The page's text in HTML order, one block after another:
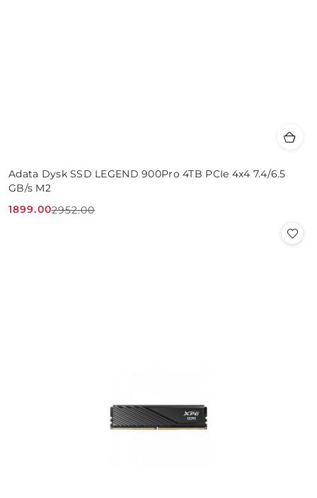
Adata Dysk SSD LEGEND 900Pro 4TB PCIe 4x4 7.4/6.5
GB/s M2
Cena
1899.00
Cena
2952.00